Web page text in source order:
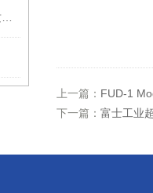
上一篇： FUD-1
下一篇： 富士工业